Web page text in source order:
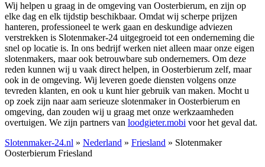
Wij helpen u graag in de omgeving van Oosterbierum, en zijn op
elke dag en elk tijdstip beschikbaar. Omdat wij scherpe prijzen
hanteren, professioneel te werk gaan en deskundige adviezen
verstrekken is Slotenmaker-24 uitgegroeid tot een onderneming die
snel op locatie is. In ons bedrijf werken niet alleen maar onze eigen
slotenmakers, maar ook betrouwbare sub ondernemers. Om deze
reden kunnen wij u vaak direct helpen, in Oosterbierum zelf, maar
ook in de omgeving. Wij leveren goede diensten volgens onze
tevreden klanten, en ook u kunt hier gebruik van maken. Mocht u
op zoek zijn naar aam serieuze slotenmaker in Oosterbierum en
omgeving, dan zouden wij u graag met onze werkzaamheden
overtuigen. We zijn partners van loodgieter.mobi voor het geval dat.
Slotenmaker-24.nl » Nederland » Friesland » Slotenmaker
Oosterbierum Friesland